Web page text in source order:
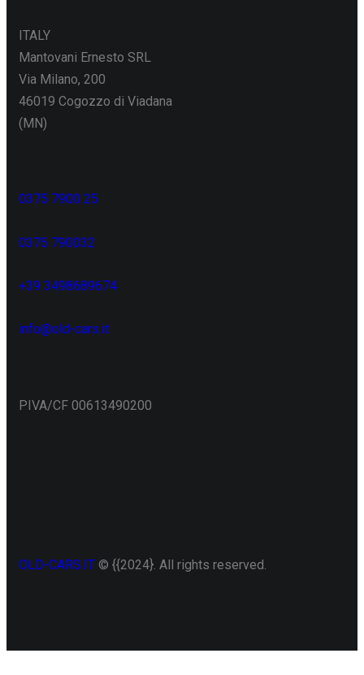
ITALY
Mantovani Ernesto SRL
Via Milano, 200
46019 Cogozzo di Viadana
(MN)
0375 7900 25
0375 790032
+39 3498689674
info@old-cars.it
PIVA/CF 00613490200
OLD-CARS.IT © {{2024}. All rights reserved.